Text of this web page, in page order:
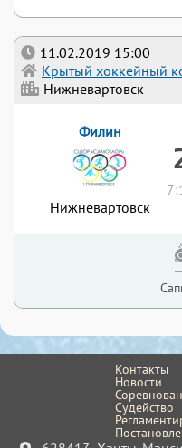
11.02.2019 15:00
Крытый хоккейный
Нижневартовск
Филин
Нижневартовск
Контакты
Новости
Судейство